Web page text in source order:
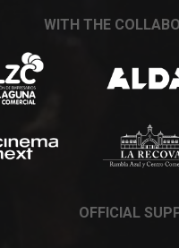
WITH THE
OFFICIAL